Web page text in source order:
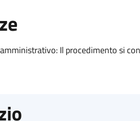
Il procedimento si